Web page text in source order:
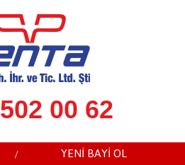
502 00 62
/ YENİ BAYİ OL